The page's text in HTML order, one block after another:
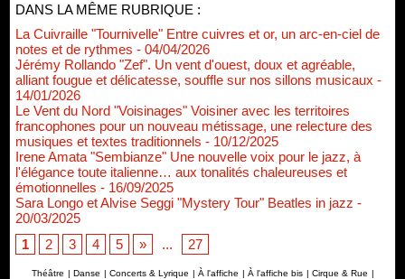
DANS LA MÊME RUBRIQUE :
La Cuivraille "Tournivelle" Entre cuivres et or, un arc-en-ciel de
notes et de rythmes - 04/04/2026
Jérémy Rollando "Zef". Un vent d'ouest, doux et agréable,
alliant fougue et délicatesse, souffle sur nos sillons musicaux -
14/01/2026
Le Vent du Nord "Voisinages" Voisiner avec les territoires
francophones pour un nouveau métissage, une relecture des
musiques et textes traditionnels - 10/12/2025
Irene Amata "Sembianze" Une nouvelle voix pour le jazz, à
l'élégance toute italienne… aux tonalités chaleureuses et
émotionnelles - 16/09/2025
Sara Longo et Alvise Seggi "Mystery Tour" Beatles in jazz -
20/03/2025
1
2 3 4 5 » ... 27
Théâtre | Danse | Concerts & Lyrique | À l'affiche | À l'affiche bis | Cirque & Rue |